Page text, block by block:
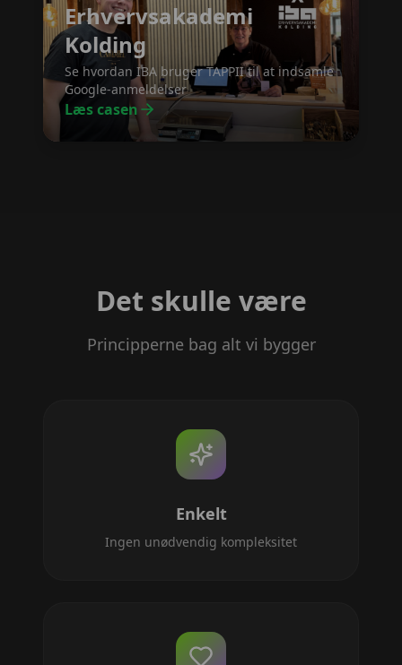
Erhvervsakademi
Kolding
Se hvordan IBA bruger TAPPII til at indsamle
Google-anmeldelser
Læs casen
Det skulle være
Principperne bag alt vi bygger
Enkelt
Ingen unødvendig kompleksitet